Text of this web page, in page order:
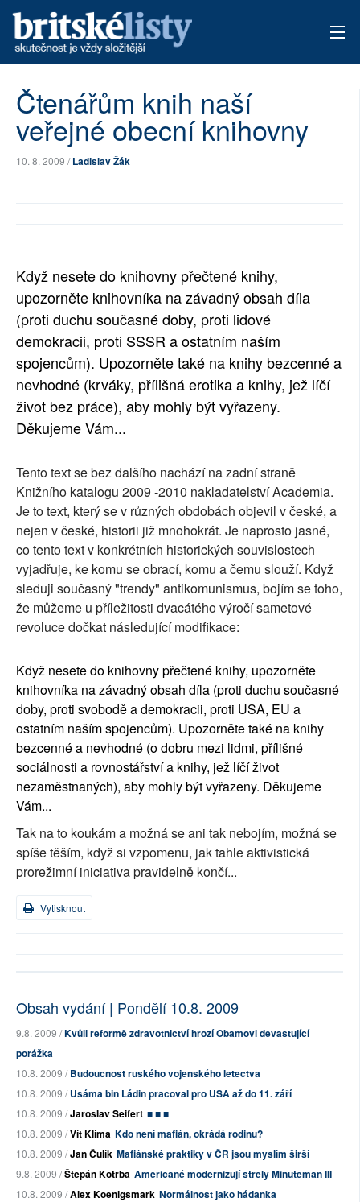
ARCHIV
TÉMATA
Čtenářům knih naší
veřejné obecní knihovny
10. 8. 2009 /Ladislav Žák
Když nesete do knihovny přečtené knihy,
upozorněte knihovníka na závadný obsah díla
(proti duchu současné doby, proti lidové
demokracii, proti SSSR a ostatním naším
spojencům). Upozorněte také na knihy bezcenné a
nevhodné (krváky, přílišná erotika a knihy, jež líčí
život bez práce), aby mohly být vyřazeny.
Děkujeme Vám...
Tento text se bez dalšího nachází na zadní straně
Knižního katalogu 2009 -2010 nakladatelství Academia.
Je to text, který se v různých obdobách objevil v české, a
nejen v české, historii již mnohokrát. Je naprosto jasné,
co tento text v konkrétních historických souvislostech
vyjadřuje, ke komu se obrací, komu a čemu slouží. Když
sleduji současný "trendy" antikomunismus, bojím se toho,
že můžeme u příležitosti dvacátého výročí sametové
revoluce dočkat následující modifikace:
Když nesete do knihovny přečtené knihy, upozorněte
knihovníka na závadný obsah díla (proti duchu současné
doby, proti svobodě a demokracii, proti USA, EU a
ostatním naším spojencům). Upozorněte také na knihy
bezcenné a nevhodné (o dobru mezi lidmi, přílišné
sociálnosti a rovnostářství a knihy, jež líčí život
nezaměstnaných), aby mohly být vyřazeny. Děkujeme
Vám...
Tak na to koukám a možná se ani tak nebojím, možná se
spíše těším, když si vzpomenu, jak tahle aktivistická
prorežimní iniciativa pravidelně končí...
Vytisknout
Obsah vydání | Pondělí 10.8. 2009
9.8. 2009 /Kvůli reformě zdravotnictví hrozí Obamovi devastující
porážka
10.8. 2009 /Budoucnost ruského vojenského letectva
10.8. 2009 /Usáma bin Ládin pracoval pro USA až do 11. září
10.8. 2009 /Jaroslav Seifert ■ ■ ■
10.8. 2009 /Vít Klíma Kdo není mafián, okrádá rodinu?
10.8. 2009 /Jan Čulík Mafiánské praktiky v ČR jsou myslím širší
9.8. 2009 /Štěpán Kotrba Američané modernizují střely Minuteman III
10.8. 2009 /Alex Koenigsmark Normálnost jako hádanka